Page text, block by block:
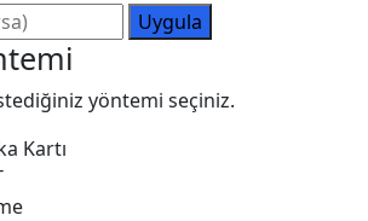
Uygula
yöntemi seçiniz.
Kartı